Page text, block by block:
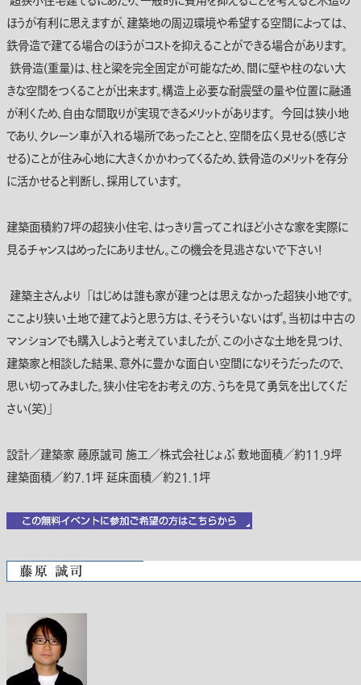
ほうが有利に思えますが、建築地の周辺環境や希望する空間によっては、
鉄骨造で建てる場合のほうがコストを抑えることができる場合があります。
鉄骨造(重量)は、柱と梁を完全固定が可能なため、間に壁や柱のない大
きな空間をつくることが出来ます。構造上必要な耐震壁の量や位置に融通
が利くため、自由な間取りが実現できるメリットがあります。 今回は狭小地
であり、クレーン車が入れる場所であったことと、空間を広く見せる(感じさ
せる)ことが住み心地に大きくかかわってくるため、鉄骨造のメリットを存分
に活かせると判断し、採用しています。
建築面積約7坪の超狭小住宅、はっきり言ってこれほど小さな家を実際に
見るチャンスはめったにありません。この機会を見逃さないで下さい！
建築主さんより 「はじめは誰も家が建つとは思えなかった超狭小地です。
ここより狭い土地で建てようと思う方は、そうそういないはず。当初は中古の
マンションでも購入しようと考えていましたが、この小さな土地を見つけ、
建築家と相談した結果、意外に豊かな面白い空間になりそうだったので、
思い切ってみました。狭小住宅をお考えの方、うちを見て勇気を出してくだ
さい(笑)」
設計／建築家 藤原誠司 施工／株式会社じょぶ 敷地面積／約11.9坪
建築面積／約7.1坪 延床面積／約21.1坪